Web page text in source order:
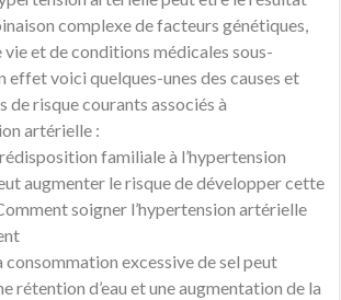
complexe de facteurs génétiques,
vie et de conditions médicales sous-
effet voici quelques-unes des causes et
de risque courants associés à
artérielle :
familiale à l’hypertension
augmenter le risque de développer cette
soigner l’hypertension artérielle
consommation excessive de sel peut
rétention d’eau et une augmentation de la